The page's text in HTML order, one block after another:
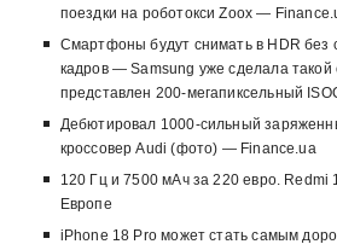
поездки на роботокси Zoox —
Смартфоны будут снимать в HDR без
кадров — Samsung уже сделала такой
представлен 200-мегапиксельный
Дебютировал 1000-сильный
кроссовер Audi (фото) — Finance.ua
120 Гц и 7500 мАч за 220 евро. Redmi
Европе
iPhone 18 Pro может стать самым